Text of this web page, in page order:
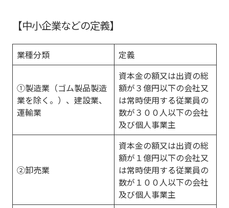
【中小企業などの定義】
業種分類 定義
①製造業（ゴム製品製造
業を除く。）、建設業、
運輸業
資本金の額又は出資の総
額が３億円以下の会社又
は常時使用する従業員の
数が３００人以下の会社
及び個人事業主
②卸売業
資本金の額又は出資の総
額が１億円以下の会社又
は常時使用する従業員の
数が１００人以下の会社
及び個人事業主